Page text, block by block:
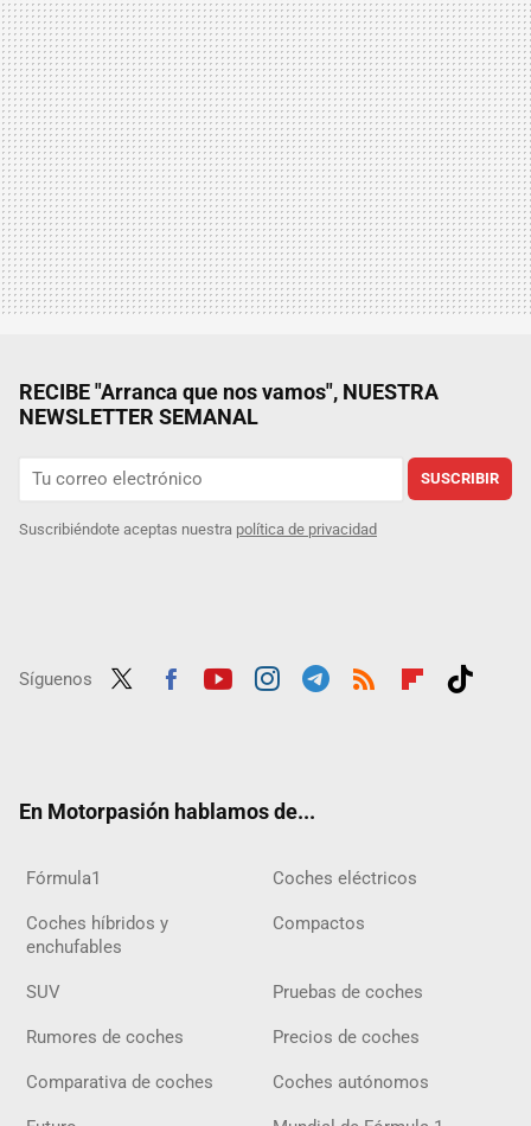
RECIBE "Arranca que nos vamos", NUESTRA
NEWSLETTER SEMANAL
SUSCRIBIR
Suscribiéndote aceptas nuestra política de privacidad
Síguenos
En Motorpasión hablamos de...
Fórmula1 Coches eléctricos
Coches híbridos y
enchufables
Compactos
SUV Pruebas de coches
Rumores de coches Precios de coches
Comparativa de coches Coches autónomos